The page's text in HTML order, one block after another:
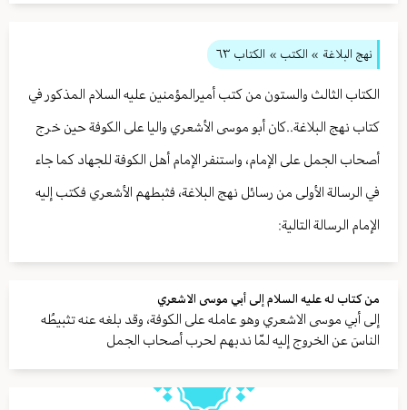
نهج البلاغة » الكتب » الكتاب ٦٣
الكتاب الثالث والستون من كتب أميرالمؤمنين عليه السلام المذكور في
كتاب نهج البلاغة..كان أبو موسى الأشعري واليا على الكوفة حين خرج
أصحاب الجمل على الإمام، واستنفر الإمام أهل الكوفة للجهاد كما جاء
في الرسالة الأولى من رسائل نهج البلاغة، فثبطهم الأشعري فكتب إليه
الإمام الرسالة التالية:
من كتاب له عليه السلام إلى أبي موسى الاشعري
إلى أبي موسى الاشعري وهو عامله على الكوفة، وقد بلغه عنه تثبيطُه
الناسَ عن الخروج إليه لمّا ندبهم لحرب أصحاب الجمل